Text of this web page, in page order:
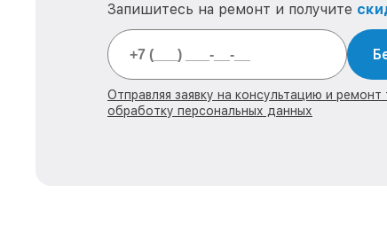
Запишитесь на ремонт и получите
Отправляя заявку на консультацию и
обработку персональных данных